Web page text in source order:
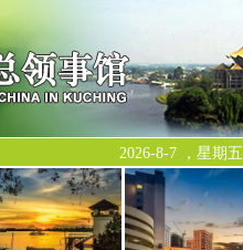
2026-8-7 ，星期五